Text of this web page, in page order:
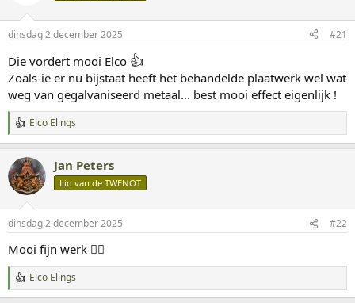
i
n
g
e
n
:
dinsdag 2 december 2025 #21
Die vordert mooi Elco 👍
Zoals-ie er nu bijstaat heeft het behandelde plaatwerk wel wat
weg van gegalvaniseerd metaal... best mooi effect eigenlijk !
W
a
r
d
e
i
n
e
n
Elco Elings
Jan Peters
Lid van de TWENOT
dinsdag 2 december 2025 #22
Mooi fijn werk 👍🏻
W
a
Elco Elings